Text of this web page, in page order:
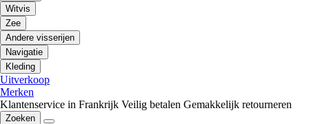
Witvis
Zee
Andere visserijen
Navigatie
Kleding
Uitverkoop
Merken
Klantenservice in Frankrijk Veilig betalen Gemakkelijk retourneren
Zoeken